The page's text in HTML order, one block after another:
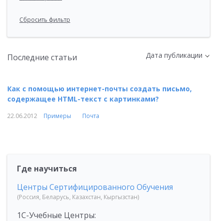
Сбросить фильтр
Последние статьи Дата публикации
Как с помощью интернет-почты создать письмо,
содержащее HTML-текст с картинками?
22.06.2012 Примеры Почта
Где научиться
Центры Сертифицированного Обучения
(Россия, Беларусь, Казахстан, Кыргызстан)
1С-Учебные Центры: